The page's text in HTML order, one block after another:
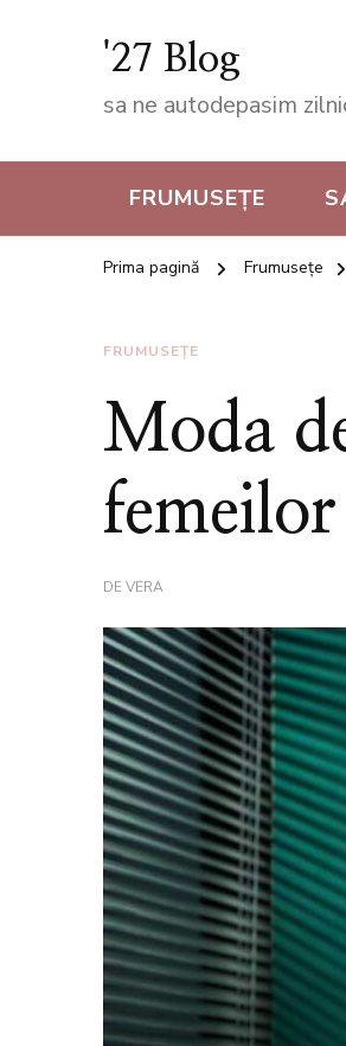
'27 Blog
sa ne autodepasim
FRUMUSEȚE
Prima pagină Frumusețe
FRUMUSEȚE
Moda
DEVERA